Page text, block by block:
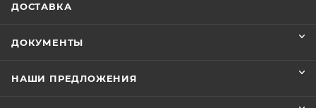
ДОСТАВКА
ДОКУМЕНТЫ
НАШИ ПРЕДЛОЖЕНИЯ